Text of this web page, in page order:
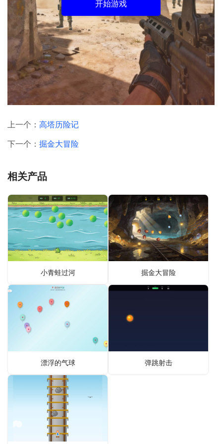
开始游戏
上一个： 高塔历险记
下一个： 掘金大冒险
相关产品
小青蛙过河 掘金大冒险
漂浮的气球 弹跳射击